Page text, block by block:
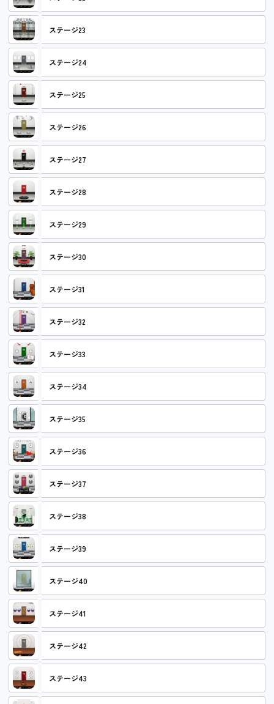
ステージ23
ステージ24
ステージ25
ステージ26
ステージ27
ステージ28
ステージ29
ステージ30
ステージ31
ステージ32
ステージ33
ステージ34
ステージ35
ステージ36
ステージ37
ステージ38
ステージ39
ステージ40
ステージ41
ステージ42
ステージ43